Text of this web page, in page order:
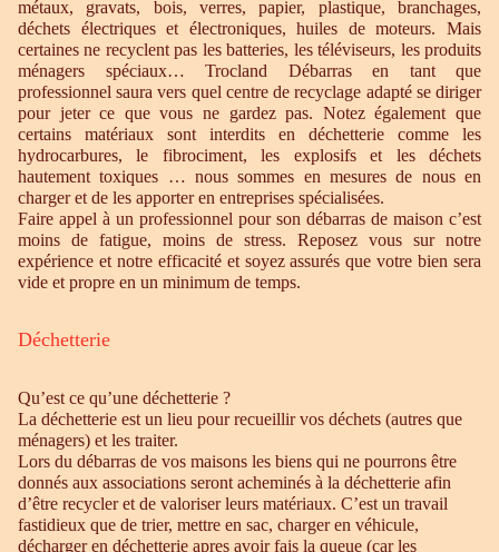
métaux, gravats, bois, verres, papier, plastique, branchages,
déchets électriques et électroniques, huiles de moteurs. Mais
certaines ne recyclent pas les batteries, les téléviseurs, les produits
ménagers spéciaux… Trocland Débarras en tant que
professionnel saura vers quel centre de recyclage adapté se diriger
pour jeter ce que vous ne gardez pas. Notez également que
certains matériaux sont interdits en déchetterie comme les
hydrocarbures, le fibrociment, les explosifs et les déchets
hautement toxiques … nous sommes en mesures de nous en
charger et de les apporter en entreprises spécialisées.
Faire appel à un professionnel pour son débarras de maison c’est
moins de fatigue, moins de stress. Reposez vous sur notre
expérience et notre efficacité et soyez assurés que votre bien sera
vide et propre en un minimum de temps.
Déchetterie
Qu’est ce qu’une déchetterie ?
La déchetterie est un lieu pour recueillir vos déchets (autres que
ménagers) et les traiter.
Lors du débarras de vos maisons les biens qui ne pourrons être
donnés aux associations seront acheminés à la déchetterie afin
d’être recycler et de valoriser leurs matériaux. C’est un travail
fastidieux que de trier, mettre en sac, charger en véhicule,
décharger en déchetterie apres avoir fais la queue (car les